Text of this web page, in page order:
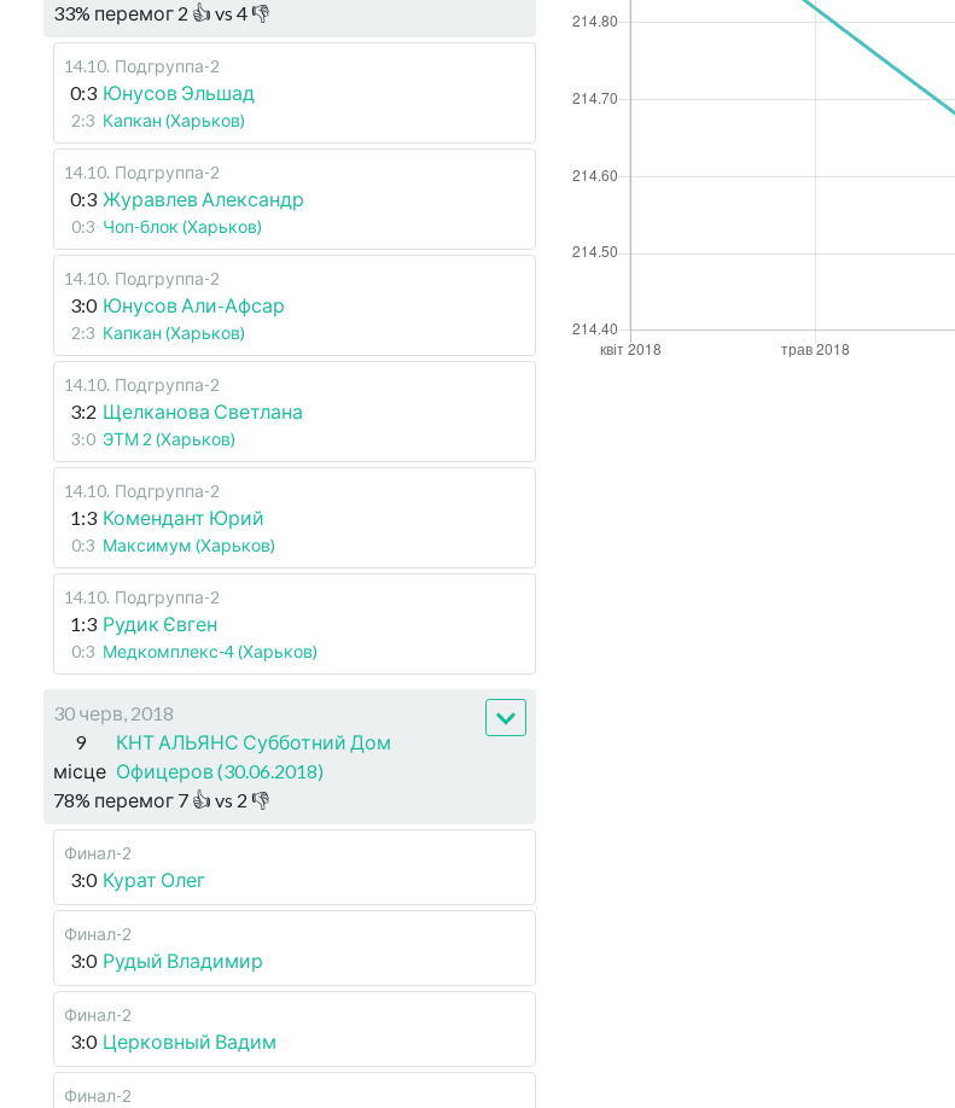
33% перемог 2 👍 vs 4👎
14.10. Подгруппа-2
0:3 Юнусов Эльшад
2:3 Капкан (Харьков)
14.10. Подгруппа-2
0:3 Журавлев Александр
0:3 Чоп-блок (Харьков)
14.10. Подгруппа-2
3:0 Юнусов Али-Афсар
2:3 Капкан (Харьков)
14.10. Подгруппа-2
3:2 Щелканова Светлана
3:0 ЭТМ 2 (Харьков)
14.10. Подгруппа-2
1:3 Комендант Юрий
0:3 Максимум (Харьков)
14.10. Подгруппа-2
1:3 Рудик Євген
0:3 Медкомплекс-4 (Харьков)
30 черв, 2018
9
місце
КНТ АЛЬЯНС Субботний Дом
Офицеров (30.06.2018)
78% перемог 7 👍 vs 2 👎
Финал-2
3:0 Курат Олег
Финал-2
3:0 Рудый Владимир
Финал-2
3:0 Церковный Вадим
Финал-2